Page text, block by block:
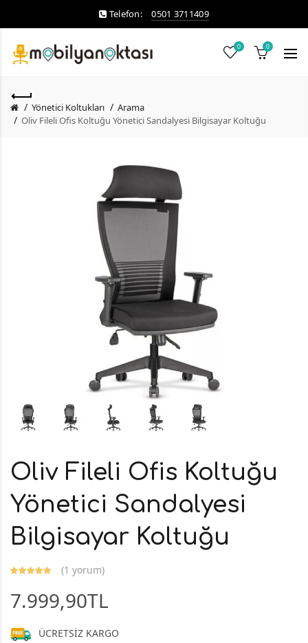
Telefon: 0501 3711409
0 0
Yönetici Koltukları
Arama
Oliv Fileli Ofis Koltuğu Yönetici Sandalyesi Bilgisayar Koltuğu
Oliv Fileli Ofis Koltuğu
Yönetici Sandalyesi
Bilgisayar Koltuğu
(1 yorum)
7.999,90TL
ÜCRETSİZ KARGO